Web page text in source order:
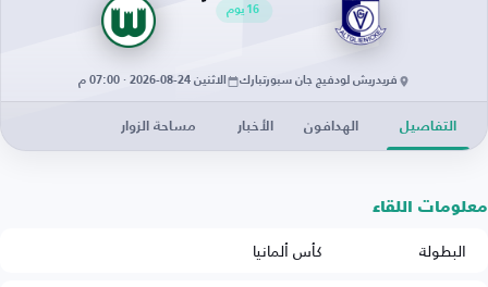
16 يوم
فريدريش لودفيج جان سبورتبارك الاثنين 24-08-2026 · 07:00 م
التفاصيل الهدافون الأخبار مساحة الزوار
معلومات اللقاء
البطولة
كأس ألمانيا